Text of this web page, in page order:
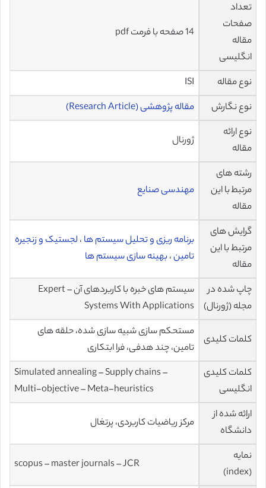
تعداد
صفحات
مقاله
انگلیسی
14 صفحه با فرمت pdf
نوع مقاله
ISI
نوع نگارش
مقاله پژوهشی (Research Article)
نوع ارائه
مقاله
ژورنال
رشته های
مرتبط با این
مقاله
مهندسی صنایع
گرایش های
مرتبط با این
مقاله
برنامه ریزی و تحلیل سیستم ها ، لجستیک و زنجیره
تامین،بهینه سازی سیستم ها
چاپ شده در
مجله (ژورنال)
سیستم های خبره با کاربردهای آن – Expert
Systems With Applications
کلمات کلیدی
مستحکم سازی شبیه سازی شده، حلقه های
تامین، چند هدفی، فرا ابتکاری
کلمات کلیدی
انگلیسی
Simulated annealing – Supply chains –
Multi-objective – Meta-heuristics
ارائه شده از
دانشگاه
مرکز ریاضیات کاربردی، پرتغال
نمایه
(index)
scopus – master journals – JCR